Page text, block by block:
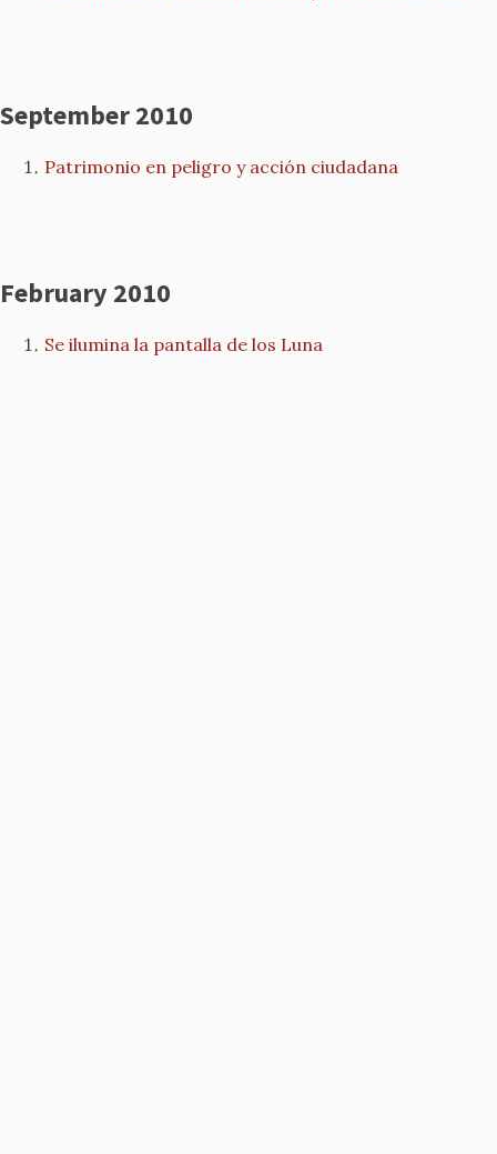
September 2010
Patrimonio en peligro y acción ciudadana
February 2010
Se ilumina la pantalla de los Luna